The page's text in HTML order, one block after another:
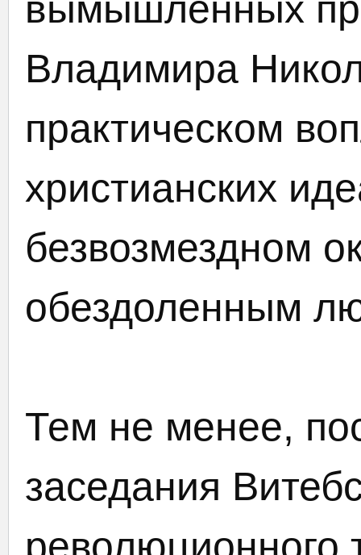
Владимира
практическом
христианских
безвозмездном
обездоленным
Тем не менее,
заседания